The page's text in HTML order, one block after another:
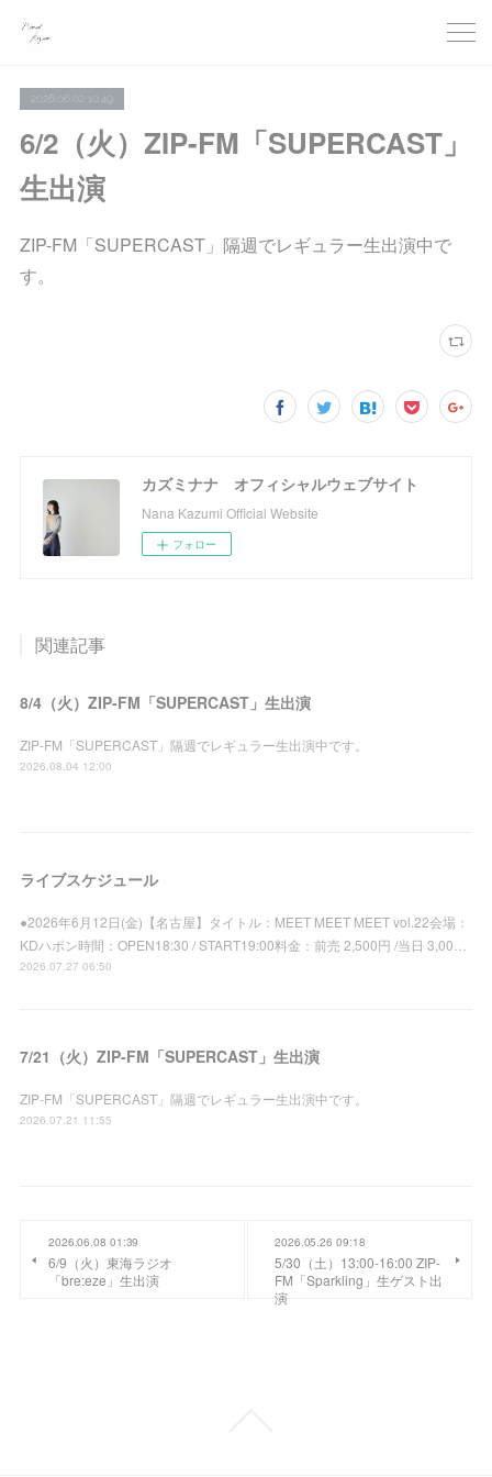
2026.06.02 10:49
6/2（火）ZIP-FM「SUPERCAST」
生出演
ZIP-FM「SUPERCAST」隔週でレギュラー生出演中で
す。
カズミナナ オフィシャルウェブサイト
Nana Kazumi Official Website
フォロー
関連記事
8/4（火）ZIP-FM「SUPERCAST」生出演
ZIP-FM「SUPERCAST」隔週でレギュラー生出演中です。
2026.08.04 12:00
ライブスケジュール
●2026年6月12日(金)【名古屋】タイトル：MEET MEET MEET vol.22会場：
KDハポン時間：OPEN18:30 / START19:00料金：前売 2,500円 /当日 3,00…
2026.07.27 06:50
7/21（火）ZIP-FM「SUPERCAST」生出演
ZIP-FM「SUPERCAST」隔週でレギュラー生出演中です。
2026.07.21 11:55
2026.06.08 01:39
6/9（火）東海ラジオ
「bre:eze」生出演
2026.05.26 09:18
5/30（土）13:00-16:00 ZIP-
FM「Sparkling」生ゲスト出
演